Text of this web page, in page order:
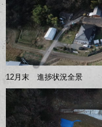
12月末 進捗状況全景